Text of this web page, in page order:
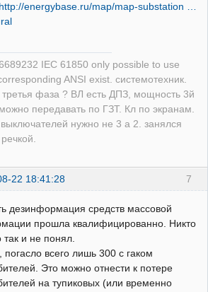
http://energybase.ru/map/map-substation …
IEC 61850 only possible to use
ANSI exist. системотехник.
фаза ? ВЛ есть ДПЗ, мощность 3й
передавать по ГЗТ. Кл по экранам.
нужно не 3 а 2. занялся
7
22 18:41:28
дезинформация средств массовой
прошла квалифицированно. Никто
так и не понял.
погасло всего лишь 300 с гаком
Это можно отнести к потере
на тупиковых (или временно